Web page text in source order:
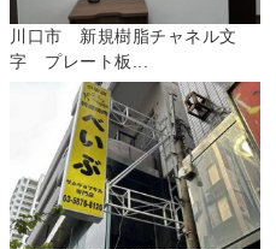
川口市 新規樹脂チャネル文
字 プレート板...